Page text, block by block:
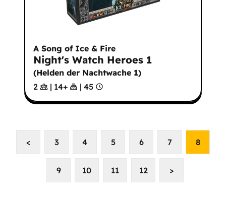
A Song of Ice & Fire
Night's Watch Heroes 1
(Helden der Nachtwache 1)
2
| 14+ | 45
< 3 4 5 6 7 8
9 10 11 12 >